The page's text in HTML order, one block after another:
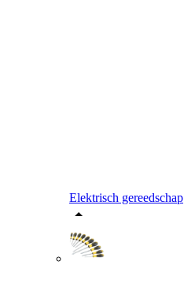
Elektrisch gereedschap